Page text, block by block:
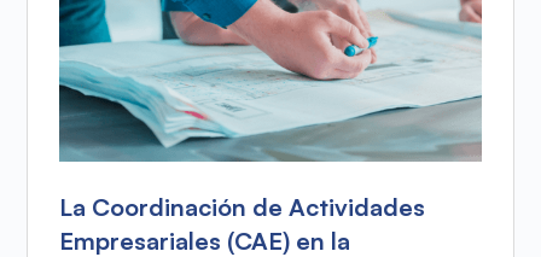
La Coordinación de Actividades
Empresariales (CAE) en la